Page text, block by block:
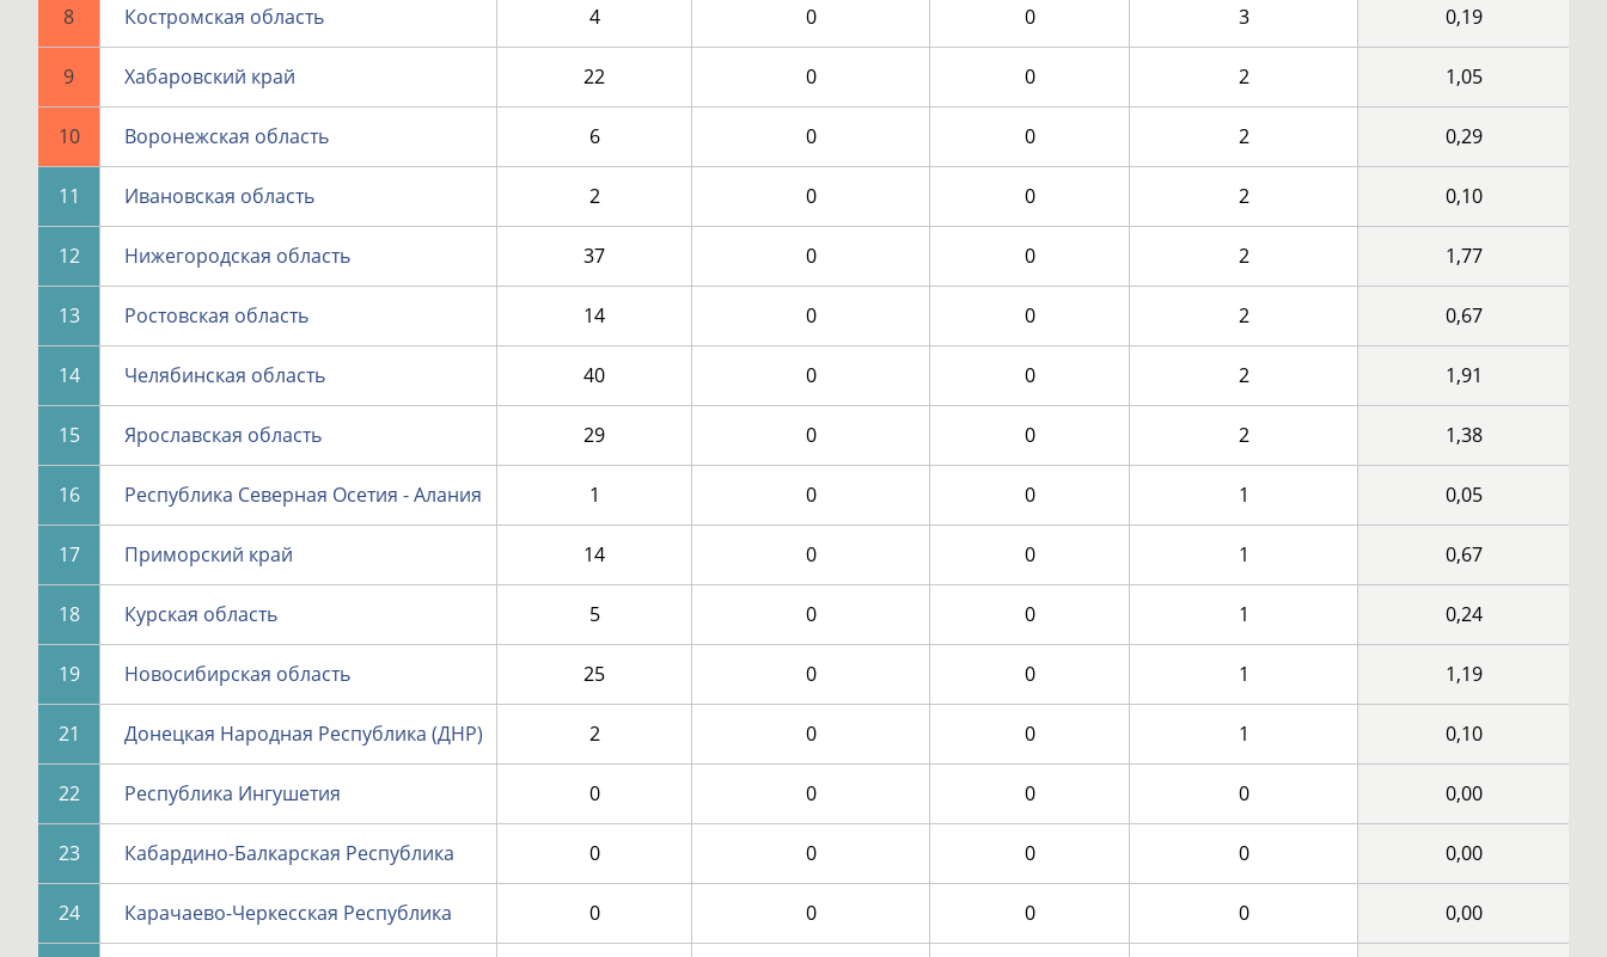
8 Костромская область 4 0 0 3 0,19
9 Хабаровский край 22 0 0 2 1,05
10 Воронежская область 6 0 0 2 0,29
11 Ивановская область 2 0 0 2 0,10
12 Нижегородская область 37 0 0 2 1,77
13 Ростовская область 14 0 0 2 0,67
14 Челябинская область 40 0 0 2 1,91
15 Ярославская область 29 0 0 2 1,38
16 Республика Северная Осетия - Алания 1 0 0 1 0,05
17 Приморский край 14 0 0 1 0,67
18 Курская область 5 0 0 1 0,24
19 Новосибирская область 25 0 0 1 1,19
21 Донецкая Народная Республика (ДНР) 2 0 0 1 0,10
22 Республика Ингушетия 0 0 0 0 0,00
23 Кабардино-Балкарская Республика 0 0 0 0 0,00
24 Карачаево-Черкесская Республика 0 0 0 0 0,00